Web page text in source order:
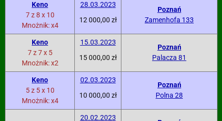
Keno
7 z 8 x 10
Mnożnik: x4
28.03.2023
12 000,00 zł
Poznań
Zamenhofa 133
Keno
7 z 7 x 5
Mnożnik: x2
15.03.2023
15 000,00 zł
Poznań
Palacza 81
Keno
5 z 5 x 10
Mnożnik: x4
02.03.2023
10 000,00 zł
Poznań
Polna 28
20.02.2023